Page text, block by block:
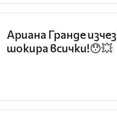
Ариана Гранде
шокира всички!😯💥